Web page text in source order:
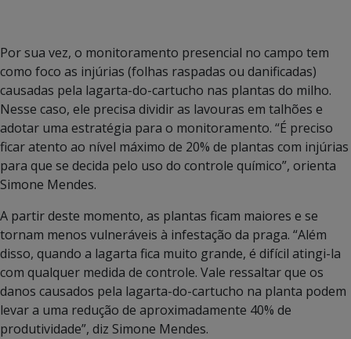
Por sua vez, o monitoramento presencial no campo tem
como foco as injúrias (folhas raspadas ou danificadas)
causadas pela lagarta-do-cartucho nas plantas do milho.
Nesse caso, ele precisa dividir as lavouras em talhões e
adotar uma estratégia para o monitoramento. “É preciso
ficar atento ao nível máximo de 20% de plantas com injúrias
para que se decida pelo uso do controle químico”, orienta
Simone Mendes.
A partir deste momento, as plantas ficam maiores e se
tornam menos vulneráveis à infestação da praga. “Além
disso, quando a lagarta fica muito grande, é difícil atingi-la
com qualquer medida de controle. Vale ressaltar que os
danos causados pela lagarta-do-cartucho na planta podem
levar a uma redução de aproximadamente 40% de
produtividade”, diz Simone Mendes.